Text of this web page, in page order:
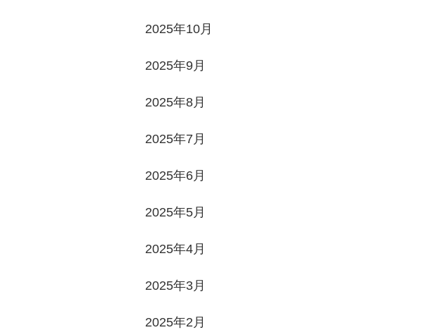
2025年10月
2025年9月
2025年8月
2025年7月
2025年6月
2025年5月
2025年4月
2025年3月
2025年2月